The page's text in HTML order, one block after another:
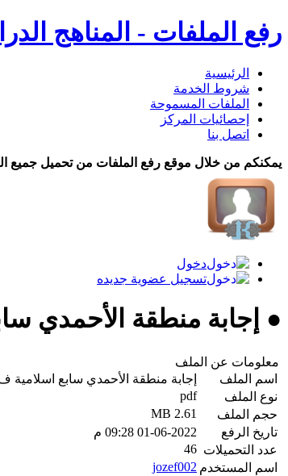
رفع الملفات - المناهج
الرئيسية
شروط الخدمة
الملفات المسموحة
إحصائيات المركز
اتصل بنا
يمكنكم من خلال موقع رفع الملفات من تحميل جميع
دخول
تسجيل عضوية جديده
● إجابة منطقة الأحمدي سابع
معلومات عن الملف
اسم الملف
إجابة منطقة الأحمدي سابع اسلامية ف2
نوع الملف
pdf
حجم الملف
2.61 MB
تاريخ الرفع
01-06-2022 09:28 م
عدد التحميلات 46
اسم المستخدم jozef002